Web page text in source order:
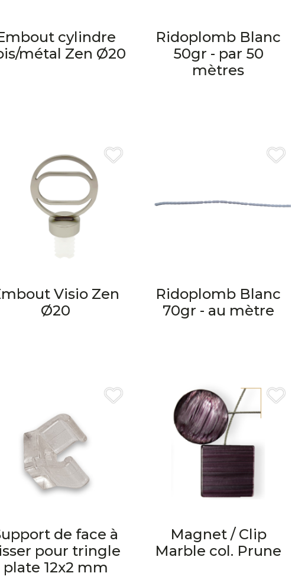
cylindre
métal Zen Ø20
Ridoplomb Blanc
50gr - par 50
mètres
Visio Zen
Ø20
Ridoplomb Blanc
70gr - au mètre
de face à
pour tringle
plate 12x2 mm
Magnet / Clip
Marble col. Prune